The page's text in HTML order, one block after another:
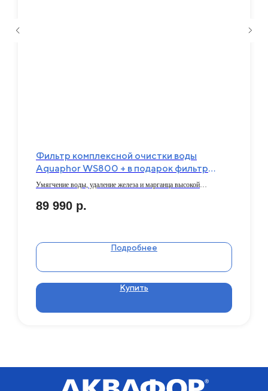
Фильтр комплексной очистки воды
Aquaphor WS800 + в подарок фильтр
обратного осмоса DWM101S
Умягчение воды, удаление железа и марганца высокой
89 990 р.
Подробнее
Купить